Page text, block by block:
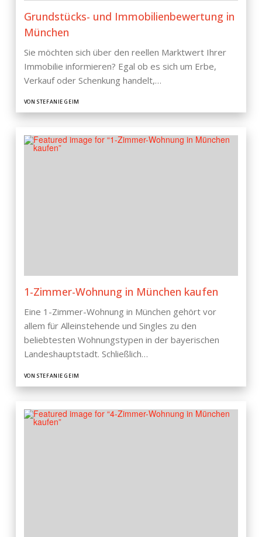
Grundstücks- und Immobilienbewertung in
München
Sie möchten sich über den reellen Marktwert Ihrer
Immobilie informieren? Egal ob es sich um Erbe,
Verkauf oder Schenkung handelt,…
VON STEFANIE GEIM
1-Zimmer-Wohnung in München kaufen
Eine 1-Zimmer-Wohnung in München gehört vor
allem für Alleinstehende und Singles zu den
beliebtesten Wohnungstypen in der bayerischen
Landeshauptstadt. Schließlich…
VON STEFANIE GEIM